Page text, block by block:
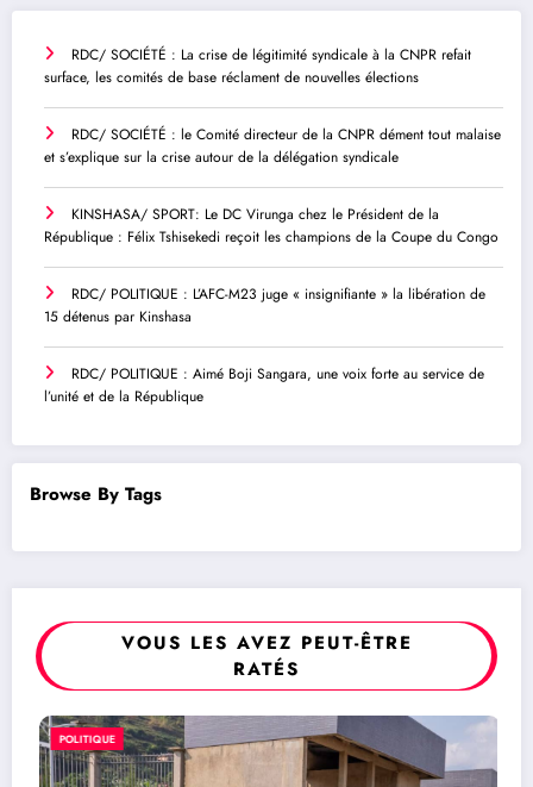
RDC/ SOCIÉTÉ : La crise de légitimité syndicale à la CNPR refait
surface, les comités de base réclament de nouvelles élections
RDC/ SOCIÉTÉ : le Comité directeur de la CNPR dément tout malaise
et s’explique sur la crise autour de la délégation syndicale
KINSHASA/ SPORT: Le DC Virunga chez le Président de la
République : Félix Tshisekedi reçoit les champions de la Coupe du Congo
RDC/ POLITIQUE : L’AFC-M23 juge « insignifiante » la libération de
15 détenus par Kinshasa
RDC/ POLITIQUE : Aimé Boji Sangara, une voix forte au service de
l’unité et de la République
Browse By Tags
VOUS LES AVEZ PEUT-ÊTRE
RATÉS
POLITIQUE